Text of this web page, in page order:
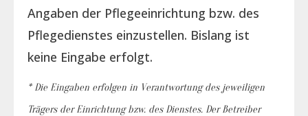
Angaben der Pflegeeinrichtung bzw. des
Pflegedienstes einzustellen. Bislang ist
keine Eingabe erfolgt.
* Die Eingaben erfolgen in Verantwortung des jeweiligen
Trägers der Einrichtung bzw. des Dienstes. Der Betreiber